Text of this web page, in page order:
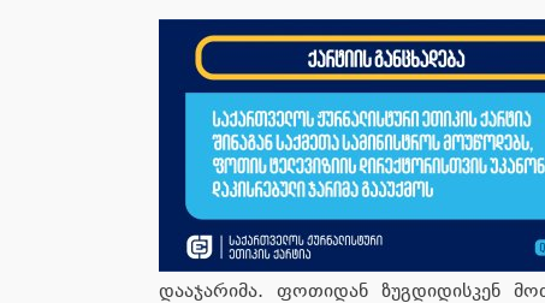
დააჯარიმა. ფოთიდან ზუგდიდისკენ